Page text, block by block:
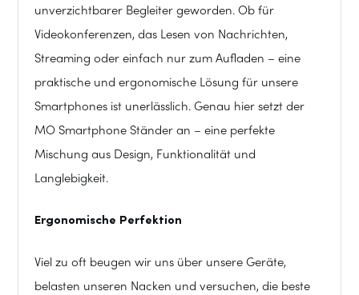
unverzichtbarer Begleiter geworden. Ob für
Videokonferenzen, das Lesen von Nachrichten,
Streaming oder einfach nur zum Aufladen – eine
praktische und ergonomische Lösung für unsere
Smartphones ist unerlässlich. Genau hier setzt der
MO Smartphone Ständer an – eine perfekte
Mischung aus Design, Funktionalität und
Langlebigkeit.
Ergonomische Perfektion
Viel zu oft beugen wir uns über unsere Geräte,
belasten unseren Nacken und versuchen, die beste